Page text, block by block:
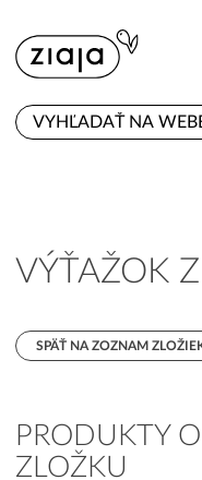
E-SHOP
VÝŤAŽOK
SPÄŤ NA ZOZNAM
PRODUKTY
ZLOŽKU